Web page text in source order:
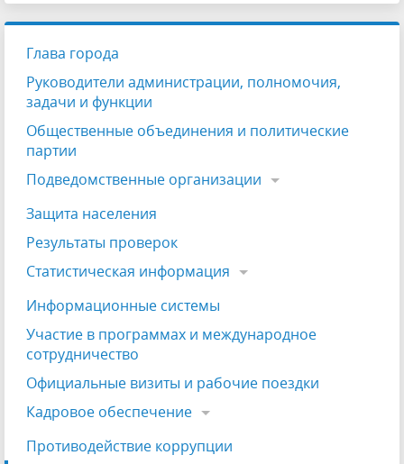
Глава города
Руководители администрации, полномочия,
задачи и функции
Общественные объединения и политические
партии
Подведомственные организации
Защита населения
Результаты проверок
Статистическая информация
Информационные системы
Участие в программах и международное
сотрудничество
Официальные визиты и рабочие поездки
Кадровое обеспечение
Противодействие коррупции